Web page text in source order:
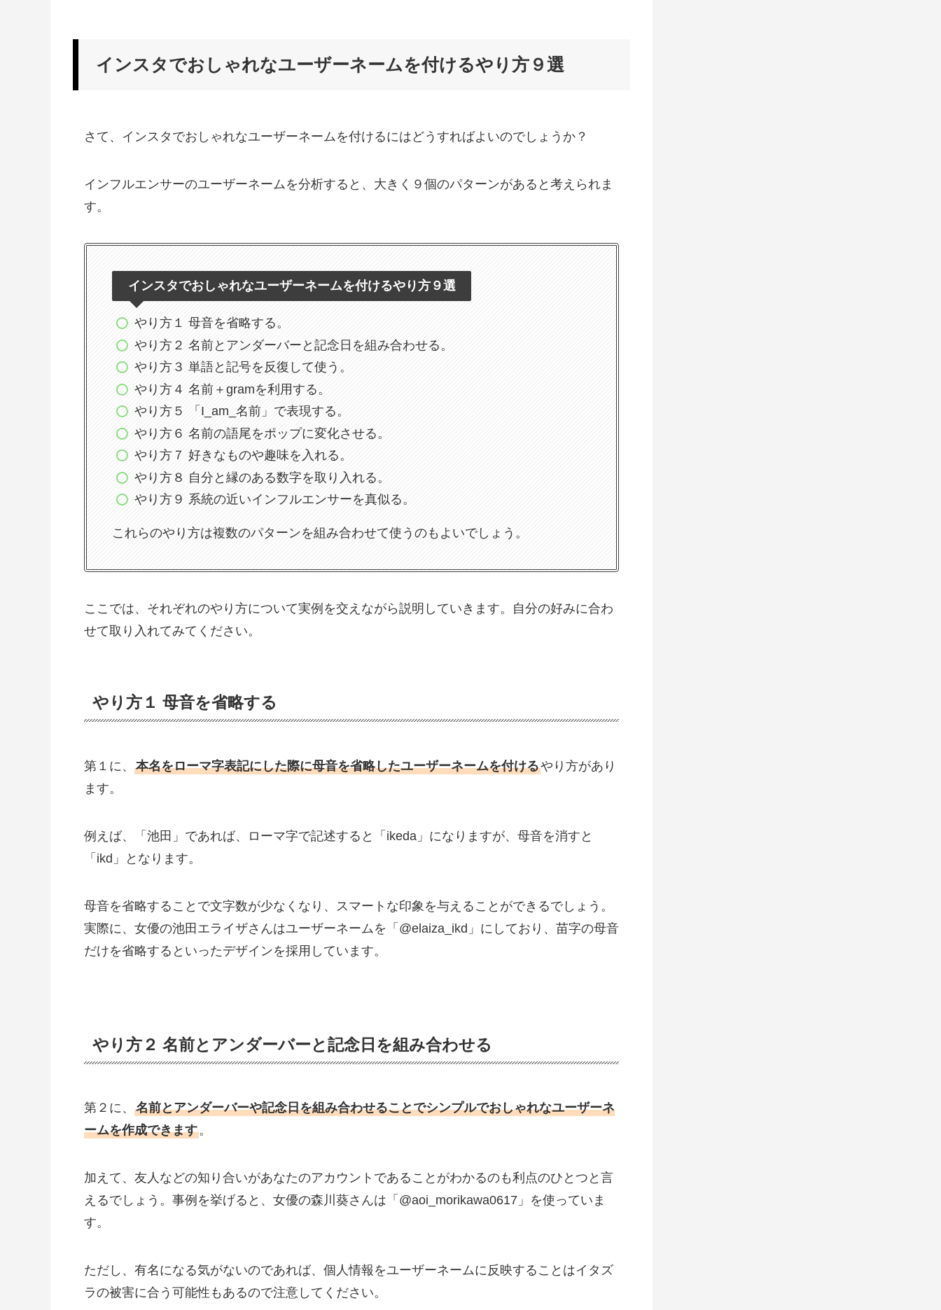
インスタでおしゃれなユーザーネームを付けるやり方９選
さて、インスタでおしゃれなユーザーネームを付けるにはどうすればよいのでしょうか？
インフルエンサーのユーザーネームを分析すると、大きく９個のパターンがあると考えられま
す。
インスタでおしゃれなユーザーネームを付けるやり方９選
やり方１ 母音を省略する。
やり方２ 名前とアンダーバーと記念日を組み合わせる。
やり方３ 単語と記号を反復して使う。
やり方４ 名前＋gramを利用する。
やり方５ 「I_am_名前」で表現する。
やり方６ 名前の語尾をポップに変化させる。
やり方７ 好きなものや趣味を入れる。
やり方８ 自分と縁のある数字を取り入れる。
やり方９ 系統の近いインフルエンサーを真似る。
これらのやり方は複数のパターンを組み合わせて使うのもよいでしょう。
ここでは、それぞれのやり方について実例を交えながら説明していきます。自分の好みに合わ
せて取り入れてみてください。
やり方１ 母音を省略する
第１に、 本名をローマ字表記にした際に母音を省略したユーザーネームを付けるやり方があり
ます。
例えば、「池田」であれば、ローマ字で記述すると「ikeda」になりますが、母音を消すと
「ikd」となります。
母音を省略することで文字数が少なくなり、スマートな印象を与えることができるでしょう。
実際に、女優の池田エライザさんはユーザーネームを「@elaiza_ikd」にしており、苗字の母音
だけを省略するといったデザインを採用しています。
やり方２ 名前とアンダーバーと記念日を組み合わせる
第２に、 名前とアンダーバーや記念日を組み合わせることでシンプルでおしゃれなユーザーネ
ームを作成できます。
加えて、友人などの知り合いがあなたのアカウントであることがわかるのも利点のひとつと言
えるでしょう。事例を挙げると、女優の森川葵さんは「 @aoi_morikawa0617」を使っていま
す。
ただし、有名になる気がないのであれば、個人情報をユーザーネームに反映することはイタズ
ラの被害に合う可能性もあるので注意してください。